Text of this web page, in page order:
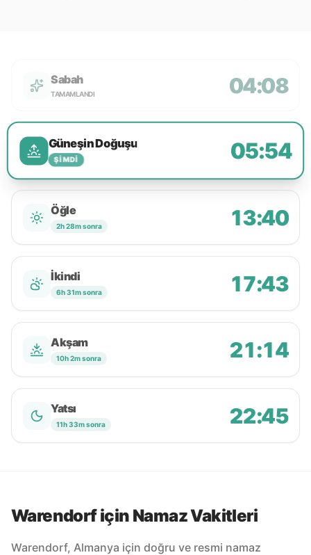
Sabah
TAMAMLANDI 04:08
Güneşin Doğuşu
ŞIMDI 05:54
Öğle
2h 28m sonra 13:40
İkindi
6h 31m sonra 17:43
Akşam
10h 2m sonra 21:14
Yatsı
11h 33m sonra 22:45
Warendorf için Namaz Vakitleri
Warendorf, Almanya için doğru ve resmi namaz